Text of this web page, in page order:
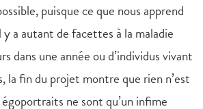
puisque ce que nous apprend
y a autant de facettes à la maladie
dans une année ou d’individus vivant
la fin du projet montre que rien n’est
ne sont qu’un infime